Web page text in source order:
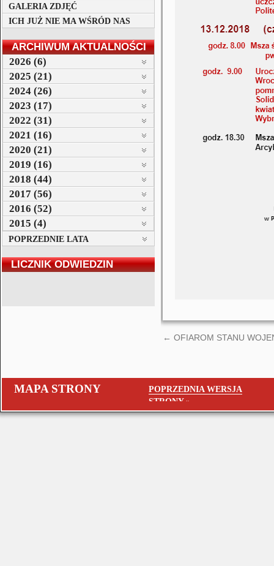
GALERIA ZDJĘĆ
ICH JUŻ NIE MA WŚRÓD NAS
ARCHIWUM AKTUALNOŚCI
2026 (6)
2025 (21)
2024 (26)
2023 (17)
2022 (31)
2021 (16)
2020 (21)
2019 (16)
2018 (44)
2017 (56)
2016 (52)
2015 (4)
POPRZEDNIE LATA
LICZNIK ODWIEDZIN
← OFIAROM STANU
MAPA STRONY
POPRZEDNIA WERSJA
STRONY »